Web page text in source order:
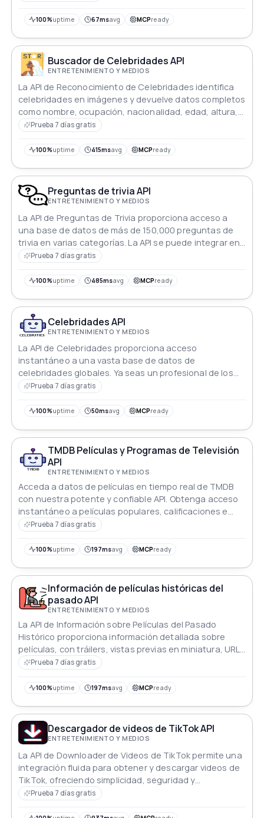
100%uptime 67msavg MCPready
Buscador de Celebridades API
ENTRETENIMIENTO Y MEDIOS
La API de Reconocimiento de Celebridades identifica
celebridades en imágenes y devuelve datos completos
como nombre, ocupación, nacionalidad, edad, altura,
patrimonio neto y estado.
Prueba 7 días gratis
100%uptime 415msavg MCPready
Preguntas de trivia API
ENTRETENIMIENTO Y MEDIOS
La API de Preguntas de Trivia proporciona acceso a
una base de datos de más de 150,000 preguntas de
trivia en varias categorías. La API se puede integrar en
juegos de trivia, aplicaciones educativas o cualquier
de trivia.
Prueba 7 días gratis
100%uptime 485msavg MCPready
Celebridades API
ENTRETENIMIENTO Y MEDIOS
La API de Celebridades proporciona acceso
instantáneo a una vasta base de datos de
celebridades globales. Ya seas un profesional de los
medios, un fanático en busca de inspiración, o un
ofrece conocimientos incomparables sobre el mundo
Prueba 7 días gratis
100%uptime 50msavg MCPready
TMDB Películas y Programas de Televisión
API
ENTRETENIMIENTO Y MEDIOS
Acceda a datos de películas en tiempo real de TMDB
con nuestra potente y confiable API. Obtenga acceso
instantáneo a películas populares, calificaciones e
información detallada sobre filmes con un tiempo de
Prueba 7 días gratis
100%uptime 197msavg MCPready
Información de películas históricas del
pasado API
ENTRETENIMIENTO Y MEDIOS
La API de Información sobre Películas del Pasado
Histórico proporciona información detallada sobre
películas, con tráilers, vistas previas en miniatura, URLs
incrustadas e IDs de YouTube para los estrenos más
Prueba 7 días gratis
100%uptime 197msavg MCPready
Descargador de videos de TikTok API
ENTRETENIMIENTO Y MEDIOS
La API de Downloader de Videos de TikTok permite una
integración fluida para obtener y descargar videos de
TikTok, ofreciendo simplicidad, seguridad y
cumplimiento.
Prueba 7 días gratis